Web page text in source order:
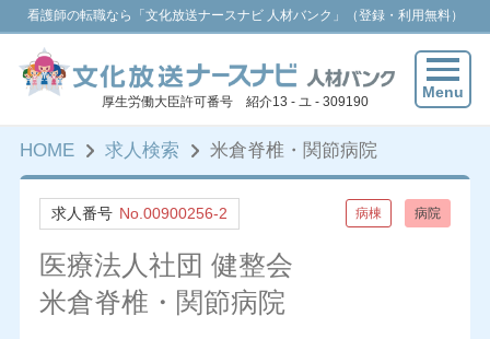
看護師の転職なら「文化放送ナースナビ 人材バンク」（登録・利用無料）
厚生労働大臣許可番号 紹介13 - ユ - 309190
Menu
HOME 求人検索 米倉脊椎・関節病院
求人番号 No.00900256-2 病棟 病院
医療法人社団 健整会
米倉脊椎・関節病院